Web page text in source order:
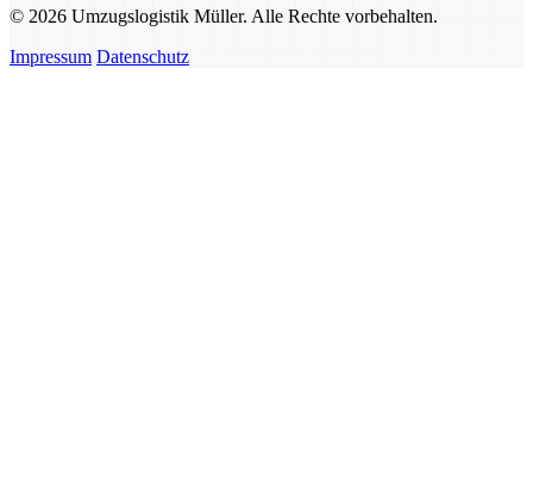
© 2026 Umzugslogistik Müller. Alle Rechte vorbehalten.
Impressum Datenschutz